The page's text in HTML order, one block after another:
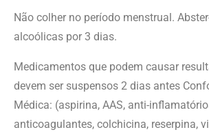
Não colher no período menstrual.
alcoólicas por 3 dias.
Medicamentos que podem causar
devem ser suspensos 2 dias antes
Médica: (aspirina, AAS, anti-
anticoagulantes, colchicina, reserpina,